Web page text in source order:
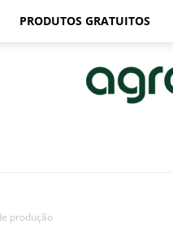
PRODUTOS GRATUITOS
produção